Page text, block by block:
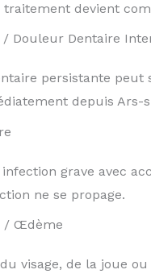
devient
/ Douleur Dentaire
persistante peut
depuis Ars-
infection grave avec
ne se propage.
/ Œdème
visage, de la joue